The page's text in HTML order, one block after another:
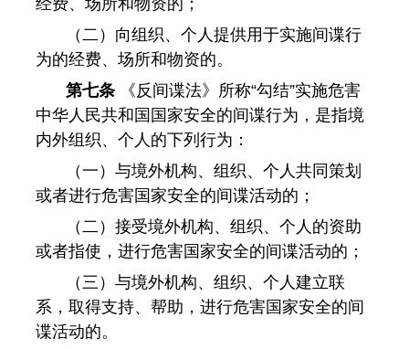
（二）向组织、个人提供用于实施间谍行
为的经费、场所和物资的。
第七条《反间谍法》所称“勾结”实施危害
中华人民共和国国家安全的间谍行为，是指境
内外组织、个人的下列行为：
（一）与境外机构、组织、个人共同策划
或者进行危害国家安全的间谍活动的；
（二）接受境外机构、组织、个人的资助
或者指使，进行危害国家安全的间谍活动的；
（三）与境外机构、组织、个人建立联
系，取得支持、帮助，进行危害国家安全的间
谍活动的。